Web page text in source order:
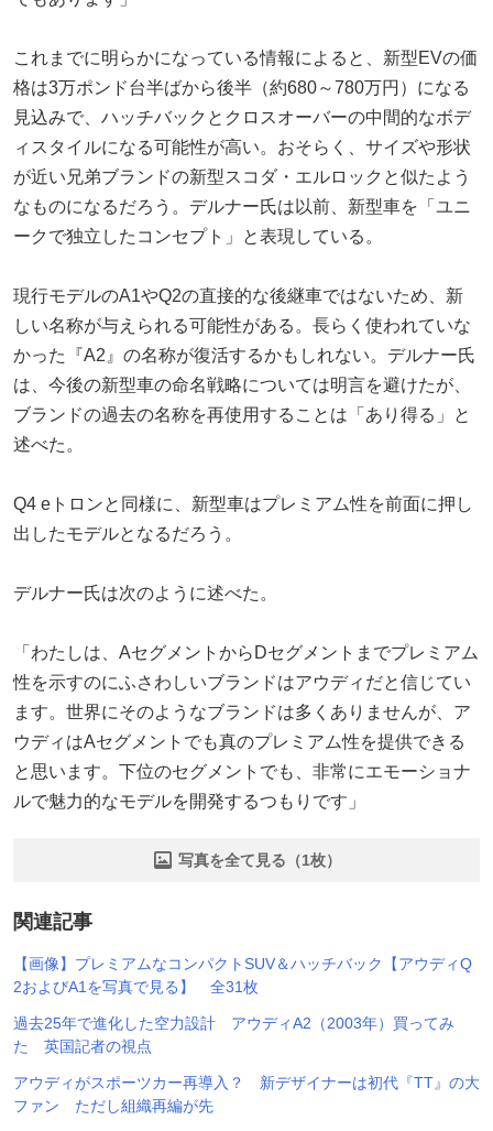
これまでに明らかになっている情報によると、新型EVの価
格は3万ポンド台半ばから後半（約680～780万円）になる
見込みで、ハッチバックとクロスオーバーの中間的なボデ
ィスタイルになる可能性が高い。おそらく、サイズや形状
が近い兄弟ブランドの新型スコダ・エルロックと似たよう
なものになるだろう。デルナー氏は以前、新型車を「ユニ
ークで独立したコンセプト」と表現している。
現行モデルのA1やQ2の直接的な後継車ではないため、新
しい名称が与えられる可能性がある。長らく使われていな
かった『A2』の名称が復活するかもしれない。デルナー氏
は、今後の新型車の命名戦略については明言を避けたが、
ブランドの過去の名称を再使用することは「あり得る」と
述べた。
Q4 eトロンと同様に、新型車はプレミアム性を前面に押し
出したモデルとなるだろう。
デルナー氏は次のように述べた。
「わたしは、AセグメントからDセグメントまでプレミアム
性を示すのにふさわしいブランドはアウディだと信じてい
ます。世界にそのようなブランドは多くありませんが、ア
ウディはAセグメントでも真のプレミアム性を提供できる
と思います。下位のセグメントでも、非常にエモーショナ
ルで魅力的なモデルを開発するつもりです」
写真を全て見る（1枚）
関連記事
【画像】プレミアムなコンパクトSUV＆ハッチバック【アウディQ
2およびA1を写真で見る】 全31枚
過去25年で進化した空力設計 アウディA2（2003年）買ってみ
た 英国記者の視点
アウディがスポーツカー再導入？ 新デザイナーは初代『TT』の大
ファン ただし組織再編が先